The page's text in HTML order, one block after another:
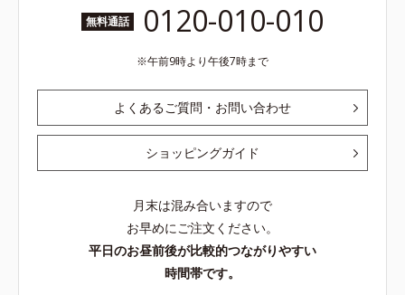
無料通話 0120-010-010
午前9時より午後7時まで
よくあるご質問・お問い合わせ
ショッピングガイド
月末は混み合いますので
お早めにご注文ください。
平日のお昼前後が比較的つながりやすい
時間帯です。